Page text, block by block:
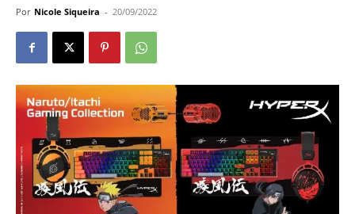
Por Nicole Siqueira - 20/09/2022